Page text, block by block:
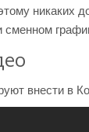
никаких
сменном
внести в